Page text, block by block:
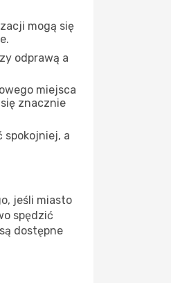
mogą się
odprawą a
miejsca
znacznie
spokojniej, a
jeśli miasto
spędzić
dostępne